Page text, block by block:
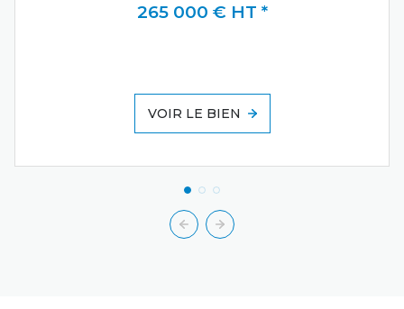
265 000 € HT *
VOIR LE BIEN